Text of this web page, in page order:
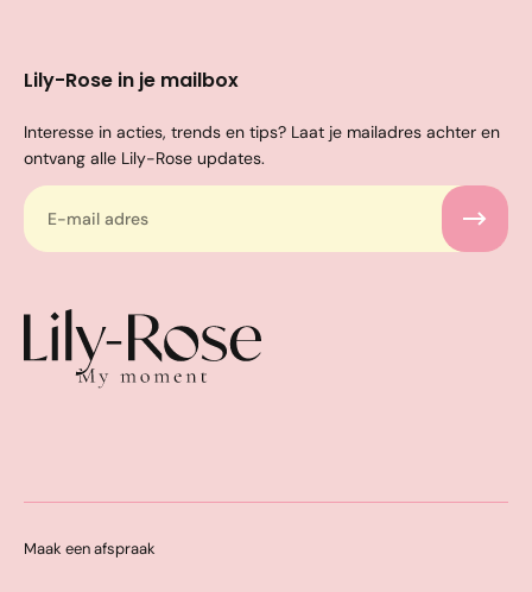
Lily-Rose in je mailbox
Interesse in acties, trends en tips? Laat je mailadres achter en
ontvang alle Lily-Rose updates.
Maak een afspraak